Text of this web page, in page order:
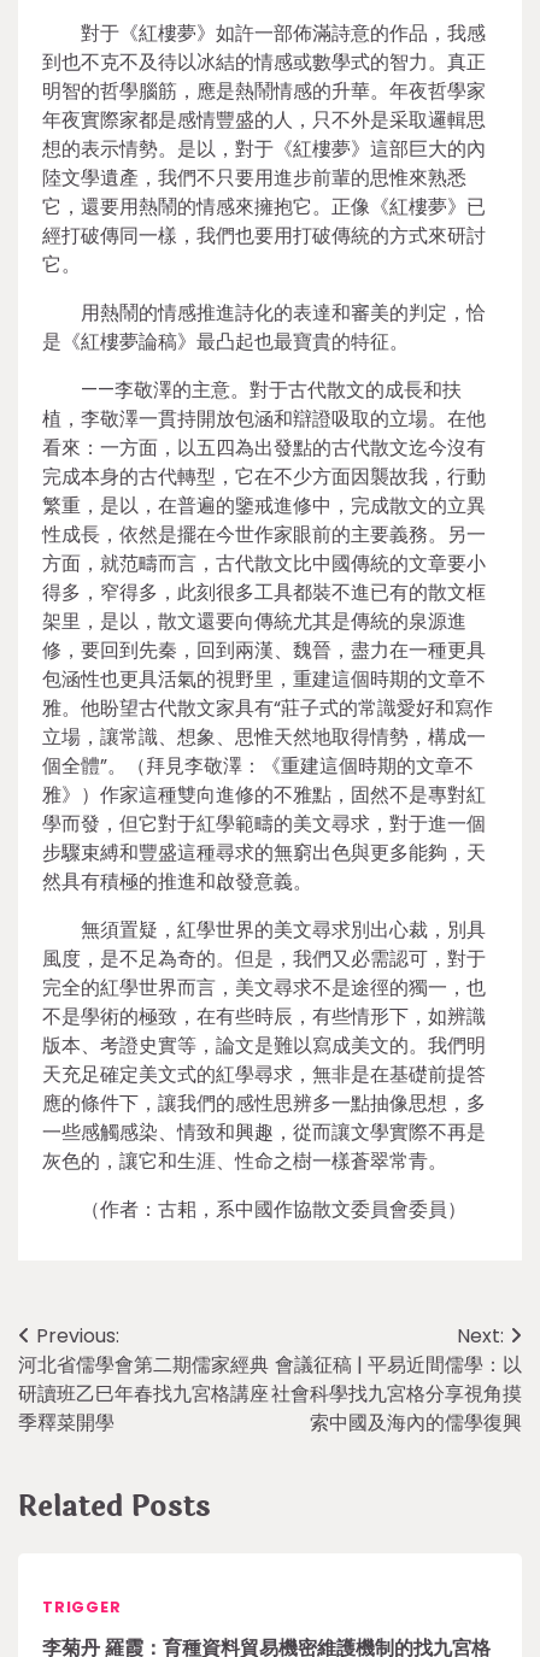
對于《紅樓夢》如許一部佈滿詩意的作品，我感
到也不克不及待以冰結的情感或數學式的智力。真正
明智的哲學腦筋，應是熱鬧情感的升華。年夜哲學家
年夜實際家都是感情豐盛的人，只不外是采取邏輯思
想的表示情勢。是以，對于《紅樓夢》這部巨大的內
陸文學遺產，我們不只要用進步前輩的思惟來熟悉
它，還要用熱鬧的情感來擁抱它。正像《紅樓夢》已
經打破傳同一樣，我們也要用打破傳統的方式來研討
它。
用熱鬧的情感推進詩化的表達和審美的判定，恰
是《紅樓夢論稿》最凸起也最寶貴的特征。
——李敬澤的主意。對于古代散文的成長和扶
植，李敬澤一貫持開放包涵和辯證吸取的立場。在他
看來：一方面，以五四為出發點的古代散文迄今沒有
完成本身的古代轉型，它在不少方面因襲故我，行動
繁重，是以，在普遍的鑒戒進修中，完成散文的立異
性成長，依然是擺在今世作家眼前的主要義務。另一
方面，就范疇而言，古代散文比中國傳統的文章要小
得多，窄得多，此刻很多工具都裝不進已有的散文框
架里，是以，散文還要向傳統尤其是傳統的泉源進
修，要回到先秦，回到兩漢、魏晉，盡力在一種更具
包涵性也更具活氣的視野里，重建這個時期的文章不
雅。他盼望古代散文家具有“莊子式的常識愛好和寫作
立場，讓常識、想象、思惟天然地取得情勢，構成一
個全體”。（拜見李敬澤：《重建這個時期的文章不
雅》）作家這種雙向進修的不雅點，固然不是專對紅
學而發，但它對于紅學範疇的美文尋求，對于進一個
步驟束縛和豐盛這種尋求的無窮出色與更多能夠，天
然具有積極的推進和啟發意義。
無須置疑，紅學世界的美文尋求別出心裁，別具
風度，是不足為奇的。但是，我們又必需認可，對于
完全的紅學世界而言，美文尋求不是途徑的獨一，也
不是學術的極致，在有些時辰，有些情形下，如辨識
版本、考證史實等，論文是難以寫成美文的。我們明
天充足確定美文式的紅學尋求，無非是在基礎前提答
應的條件下，讓我們的感性思辨多一點抽像思想，多
一些感觸感染、情致和興趣，從而讓文學實際不再是
灰色的，讓它和生涯、性命之樹一樣蒼翠常青。
（作者：古耜，系中國作協散文委員會委員）
Post
navigation
Previous:
河北省儒學會第二期儒家經典
研讀班乙巳年春找九宮格講座
季釋菜開學
Next:
會議征稿 | 平易近間儒學：以
社會科學找九宮格分享視角摸
索中國及海內的儒學復興
Related Posts
TRIGGER
李菊丹 羅霞：育種資料貿易機密維護機制的找九宮格